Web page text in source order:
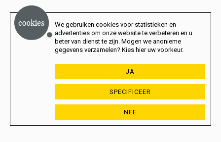
We gebruiken cookies voor statistieken en
advertenties om onze website te verbeteren en u
beter van dienst te zijn. Mogen we anonieme
gegevens verzamelen? Kies hier uw voorkeur.
JA
SPECIFICEER
NEE